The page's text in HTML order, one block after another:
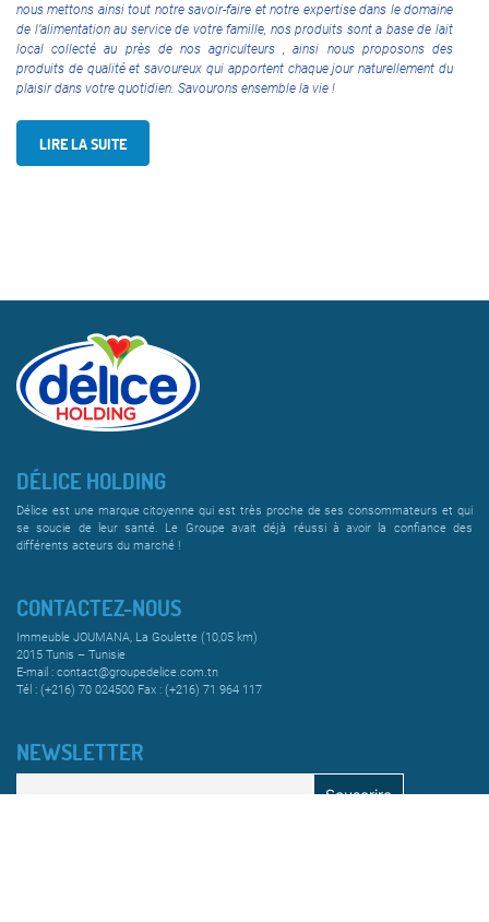
nous mettons ainsi tout notre savoir-faire et notre expertise dans le domaine
de l’alimentation au service de votre famille, nos produits sont a base de lait
local collecté au près de nos agriculteurs , ainsi nous proposons des
produits de qualité et savoureux qui apportent chaque jour naturellement du
plaisir dans votre quotidien. Savourons ensemble la vie !
LIRE LA SUITE
DÉLICE HOLDING
Délice est une marque citoyenne qui est très proche de ses consommateurs et qui
se soucie de leur santé. Le Groupe avait déjà réussi à avoir la confiance des
différents acteurs du marché !
CONTACTEZ-NOUS
Immeuble JOUMANA, La Goulette (10,05 km)
2015 Tunis – Tunisie
E-mail : contact@groupedelice.com.tn
Tél : (+216) 70 024500 Fax : (+216) 71 964 117
NEWSLETTER